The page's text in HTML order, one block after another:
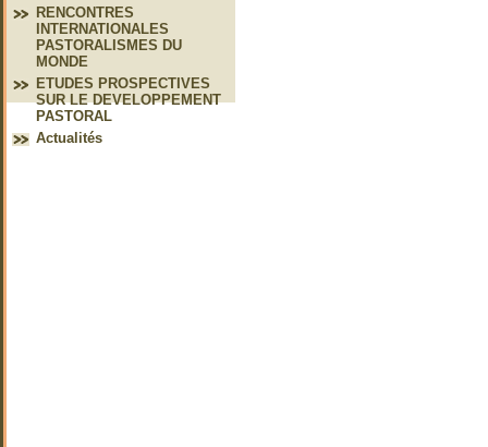
RENCONTRES
INTERNATIONALES
PASTORALISMES DU
MONDE
ETUDES PROSPECTIVES
SUR LE DEVELOPPEMENT
PASTORAL
Actualités